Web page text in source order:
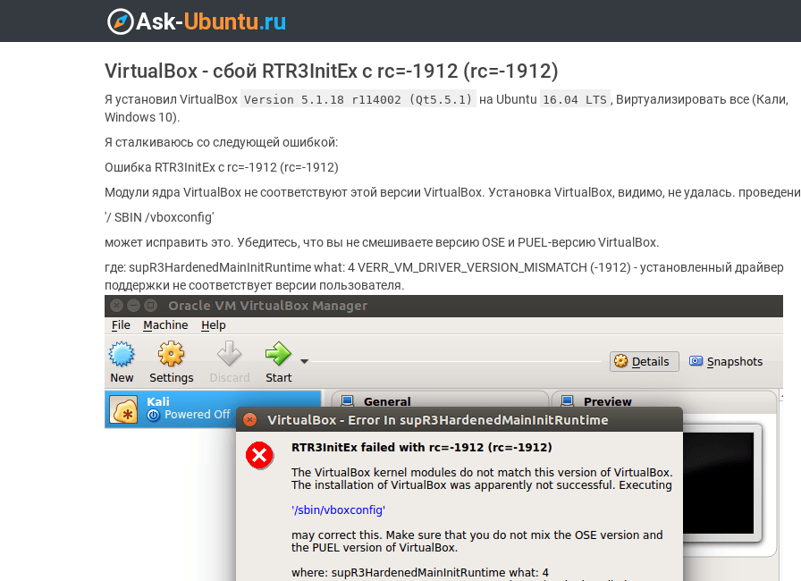
VirtualBox - сбой RTR3InitEx с rc=-1912 (rc=-1912)
Я установил VirtualBox Version 5.1.18 r114002 (Qt5.5.1) на Ubuntu 16.04 LTS , Виртуализировать все (Кали,
Windows 10).
Я сталкиваюсь со следующей ошибкой:
Ошибка RTR3InitEx с rc=-1912 (rc=-1912)
Модули ядра VirtualBox не соответствуют этой версии VirtualBox. Установка VirtualBox, видимо, не удалась.
'/ SBIN /vboxconfig'
может исправить это. Убедитесь, что вы не смешиваете версию OSE и PUEL-версию VirtualBox.
где: supR3HardenedMainInitRuntime what: 4 VERR_VM_DRIVER_VERSION_MISMATCH (-1912) - установленный драйвер
поддержки не соответствует версии пользователя.